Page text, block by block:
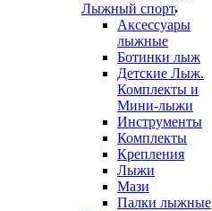
Лыжный спорт
Аксессуары
лыжные
Ботинки лыж
Детские Лыж.
Комплекты и
Мини-лыжи
Инструменты
Комплекты
Крепления
Лыжи
Мази
Палки лыжные